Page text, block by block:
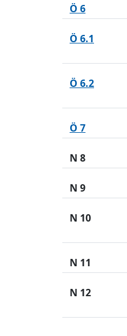
Ö 6
Ö 6.1
Ö 6.2
Ö 7
N 8
N 9
N 10
N 11
N 12